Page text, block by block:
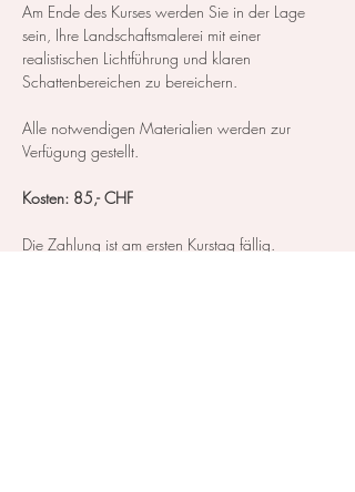
Am Ende des Kurses werden Sie in der Lage
sein, Ihre Landschaftsmalerei mit einer
realistischen Lichtführung und klaren
Schattenbereichen zu bereichern.
Alle notwendigen Materialien werden zur
Verfügung gestellt.
Kosten: 85,- CHF
​Die Zahlung ist am ersten Kurstag fällig.